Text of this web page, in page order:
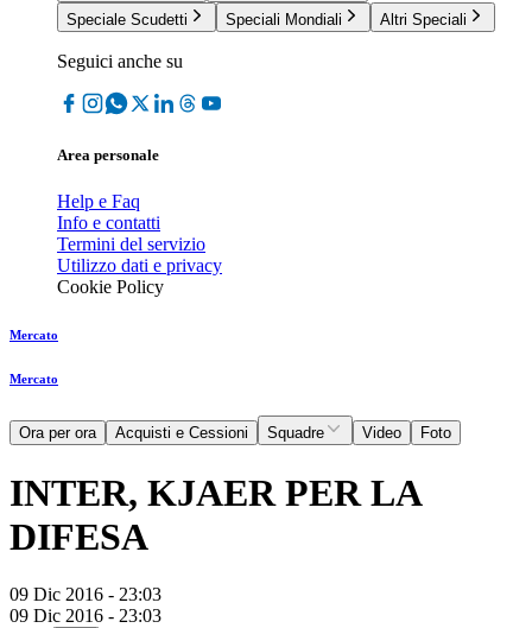
Speciale Scudetti
Speciali Mondiali Altri Speciali
Seguici anche su
Area personale
Help e Faq
Info e contatti
Termini del servizio
Utilizzo dati e privacy
Cookie Policy
Mercato
Mercato
Ora per ora Acquisti e Cessioni Squadre Video Foto
INTER, KJAER PER LA
DIFESA
09 Dic 2016 - 23:03
09 Dic 2016 - 23:03